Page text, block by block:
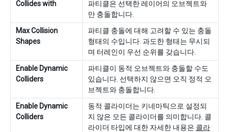
Collides with
파티클은 선택한 레이어의 오브젝트와
만 충돌합니다.
Max Collision
Shapes
파티클 충돌에 대해 고려할 수 있는 충돌
형태의 수입니다. 과도한 형태는 무시되
며 터레인이 우선 순위를 갖습니다.
Enable Dynamic
Colliders
파티클이 동적 오브젝트와 충돌할 수도
있습니다. 선택하지 않으면 오직 정적 오
브젝트와 충돌합니다.
Enable Dynamic
Colliders
동적 콜라이더는 키네마틱으로 설정되
지 않은 모든 콜라이더를 의미합니다. 콜
라이더 타입에 대한 자세한 내용은 콜라